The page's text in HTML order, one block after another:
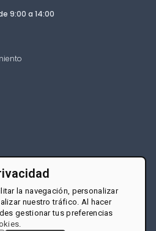
9:00 a 14:00
la navegación, personalizar
nuestro tráfico. Al hacer
gestionar tus preferencias
.